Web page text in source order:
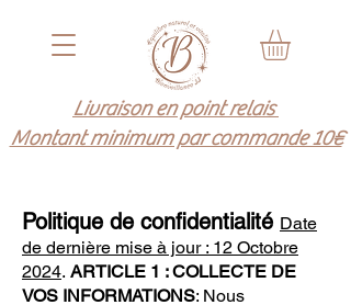
Livraison en point relais
Montant minimum par commande 10€
Politique de confidentialité Date
de dernière mise à jour : 12 Octobre
2024​. ARTICLE 1 : COLLECTE DE
VOS INFORMATIONS: Nous